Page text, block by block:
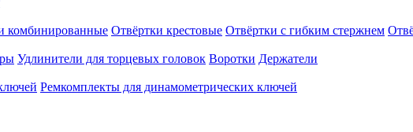
комбинированные Отвёртки крестовые Отвёртки с гибким стержнем
Удлинители для торцевых головок Воротки Держатели
Ремкомплекты для динамометрических ключей